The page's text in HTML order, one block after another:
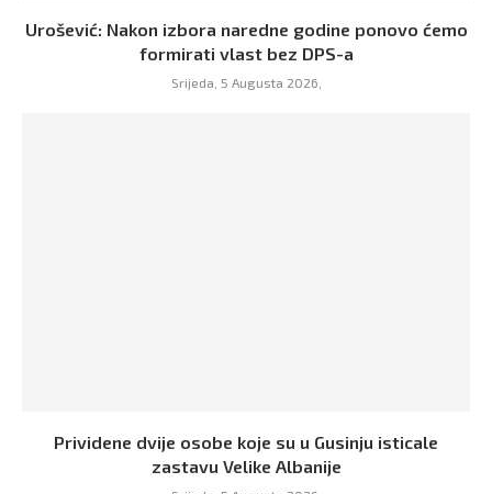
Urošević: Nakon izbora naredne godine ponovo ćemo
formirati vlast bez DPS-a
Srijeda, 5 Augusta 2026,
Prividene dvije osobe koje su u Gusinju isticale
zastavu Velike Albanije